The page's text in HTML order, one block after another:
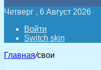
Четверг , 6 Август 2026
Войти
Switch skin
Главная/свои